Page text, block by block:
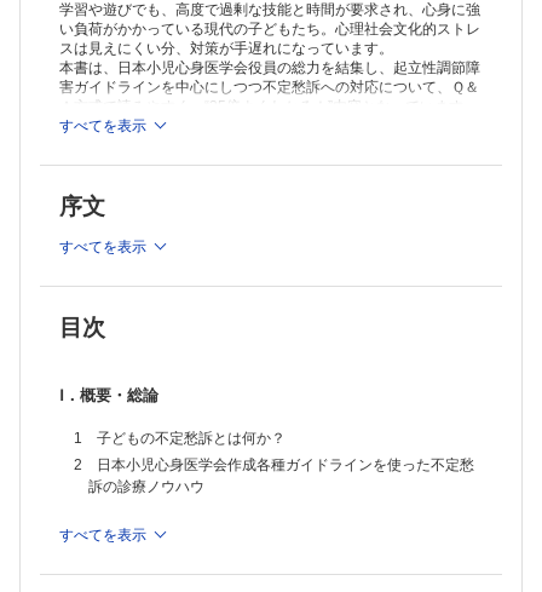
12 サブタイプと循環動態
13 思春期と起立性調節障害
14 脳血流の変化
15 心身相関について
Ⅵ．検査法
16 新起立試験
18 自律神経機能について
Ⅶ．心理社会的側面
19 心理社会的ストレスの見極め方
Ⅷ．治 療
具体的な進め方
23 薬物療法の実際
25 発達障害を伴う起立性調節障害への対応
27 長期フォローケースの実際
28 小児科医以外と専門家との協力
29 思春期から移行期にかけての支援
31 睡眠リズム障害，起床困難を伴う起立性調節障害の具体的診療
学習や遊びでも、高度で過剰な技能と時間が要求され、心身に強
い負荷がかかっている現代の子どもたち。心理社会文化的ストレ
スは見えにくい分、対策が手遅れになっています。
本書は、日本小児心身医学会役員の総力を結集し、起立性調節障
害ガイドラインを中心にしつつ不定愁訴への対応について、Ｑ＆
Ａ方式で読みやすく、“35倍よくわかる！”内容となっています。
すべてを表示
序文
すべてを表示
目次
Ⅰ．概要・総論
1 子どもの不定愁訴とは何か？
2 日本小児心身医学会作成各種ガイドラインを使った不定愁
訴の診療ノウハウ
Ⅱ．起立性調整障害とそのガイドラインの概説
3 起立性調節障害の概要（起立性調節障害とはどのような病
すべてを表示